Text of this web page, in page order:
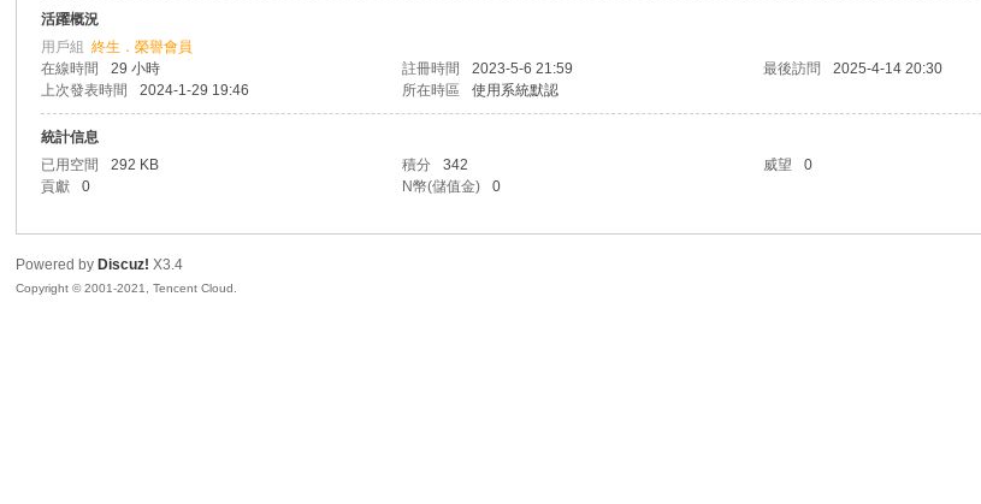
活躍概況
用戶組終生．榮譽會員
在線時間
29 小時 註冊時間 2023-5-6 21:59 最後訪問 2025-4-14 20:30
上次發表時間
2024-1-29 19:46 所在時區 使用系統默認
統計信息
已用空間
292 KB 積分 342 威望 0
貢獻
0 N幣(儲值金) 0
Powered by Discuz! X3.4
Copyright © 2001-2021, Tencent Cloud.